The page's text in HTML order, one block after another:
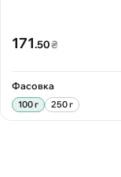
171.50₴
Фасовка
100 г 250 г